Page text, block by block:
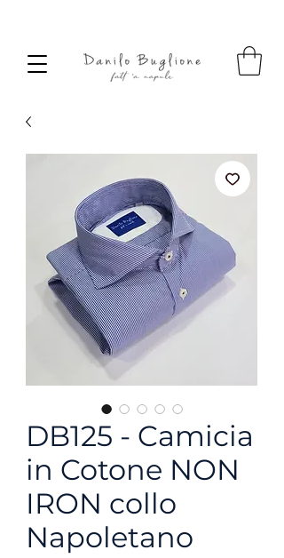
DB125 - Camicia
in Cotone NON
IRON collo
Napoletano